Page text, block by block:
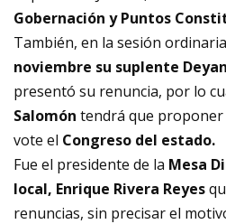
Gobernación y Puntos
También, en la sesión
noviembre su suplente
presentó su renuncia, por lo
Salomón tendrá que
vote el Congreso del estado.
Fue el presidente de la Mesa
local, Enrique Rivera Reyes
renuncias, sin precisar el